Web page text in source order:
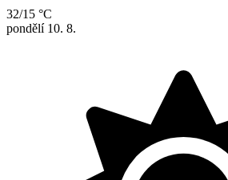
32/15 °C
pondělí 10. 8.